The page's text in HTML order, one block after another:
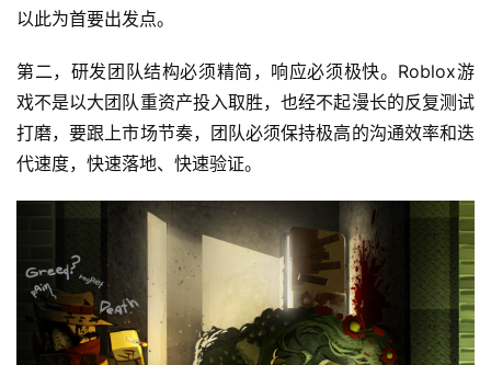
以此为首要出发点。
第二，研发团队结构必须精简，响应必须极快。Roblox游
戏不是以大团队重资产投入取胜，也经不起漫长的反复测试
打磨，要跟上市场节奏，团队必须保持极高的沟通效率和迭
代速度，快速落地、快速验证。